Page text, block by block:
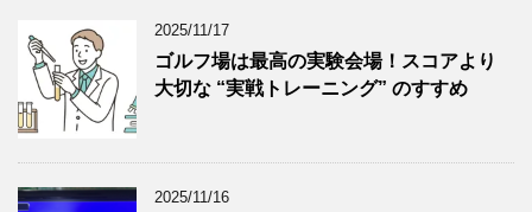
2025/11/17
ゴルフ場は最高の実験会場！スコアより
大切な “実戦トレーニング” のすすめ
2025/11/16